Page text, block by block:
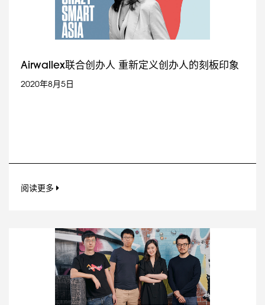
Airwallex联合创办人 重新定义创办人的刻板印象
2020年8月5日
阅读更多